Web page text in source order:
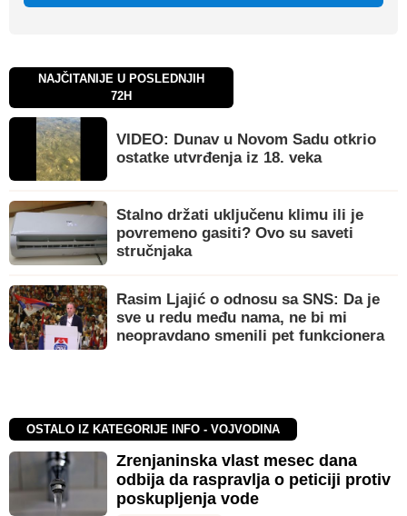
NAJČITANIJE U POSLEDNJIH
72H
VIDEO: Dunav u Novom Sadu otkrio
ostatke utvrđenja iz 18. veka
Stalno držati uključenu klimu ili je
povremeno gasiti? Ovo su saveti
stručnjaka
Rasim Ljajić o odnosu sa SNS: Da je
sve u redu među nama, ne bi mi
neopravdano smenili pet funkcionera
OSTALO IZ KATEGORIJE INFO - VOJVODINA
Zrenjaninska vlast mesec dana
odbija da raspravlja o peticiji protiv
poskupljenja vode